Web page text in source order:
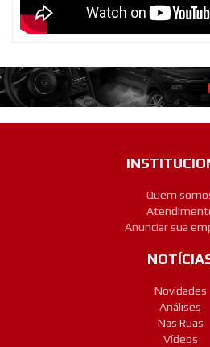
Quem
Anunciar sua
Novidades
Análises
Nas Ruas
Vídeos